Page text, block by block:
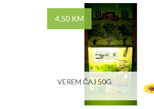
4,50 KM
VEREM ČAJ 50G